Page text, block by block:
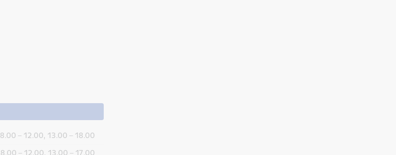
8.00 – 12.00, 13.00 – 18.00
8.00 – 12.00, 13.00 – 17.00